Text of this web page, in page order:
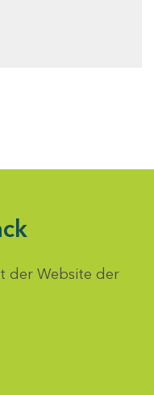
der Website der
auswählen